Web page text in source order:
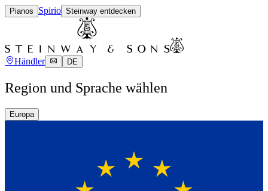
Pianos Spirio Steinway entdecken
Händler DE
Region und Sprache wählen
Europa